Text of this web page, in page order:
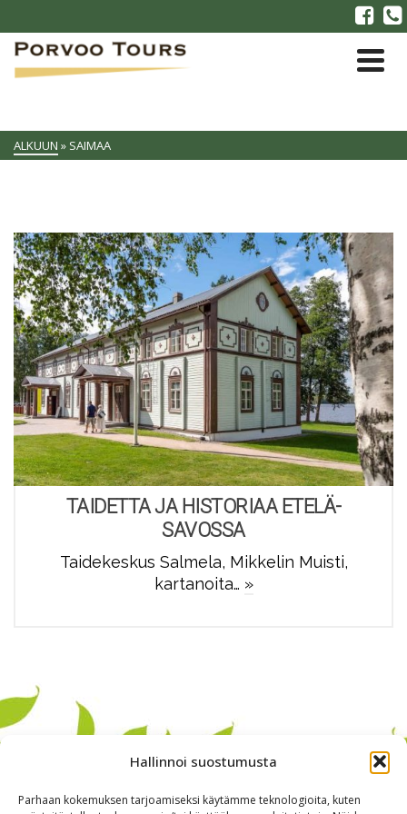
Hallinnoi suostumusta
Parhaan kokemuksen tarjoamiseksi käytämme teknologioita, kuten
ALKUUN » SAIMAA
TAIDETTA JA HISTORIAA ETELÄ-
SAVOSSA
Taidekeskus Salmela, Mikkelin Muisti,
kartanoita… »